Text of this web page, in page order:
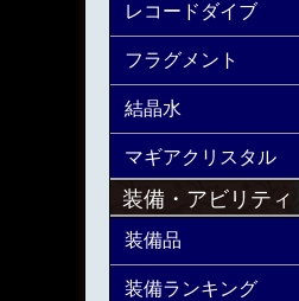
レコードダイブ
フラグメント
結晶水
マギアクリスタル
装備・アビリティ
装備品
装備ランキング